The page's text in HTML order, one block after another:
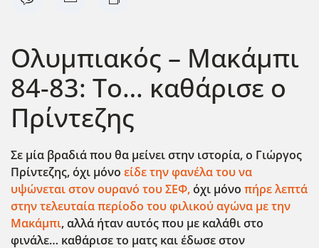
Ολυμπιακός – Μακάμπι
84-83: Το… καθάρισε ο
Πρίντεζης
Σε μία βραδιά που θα μείνει στην ιστορία, ο Γιώργος
Πρίντεζης, όχι μόνο είδε την φανέλα του να
υψώνεται στον ουρανό του ΣΕΦ,όχι μόνο πήρε λεπτά
στην τελευταία περίοδο του φιλικού αγώνα με την
Μακάμπι, αλλά ήταν αυτός που με καλάθι στο
φινάλε… καθάρισε το ματς και έδωσε στον